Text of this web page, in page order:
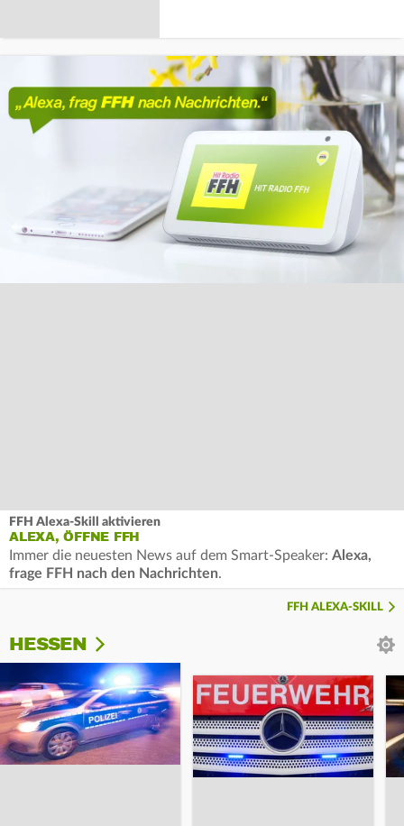
FFH Alexa-Skill aktivieren
ALEXA, ÖFFNE FFH
Immer die neuesten News auf dem Smart-Speaker: Alexa,
frage FFH nach den Nachrichten.
FFH ALEXA-SKILL
HESSEN